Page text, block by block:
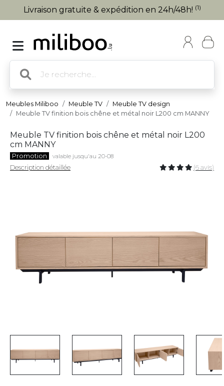
Livraison gratuite & expédition en 24h/48h! (1)
Meubles Miliboo Meuble TV
Meuble TV design
Meuble TV finition bois chêne et métal noir L200 cm MANNY
Meuble TV finition bois chêne et métal noir L200
cm MANNY
Promotion valable jusqu'au 20-08
Description détaillée (6 avis)